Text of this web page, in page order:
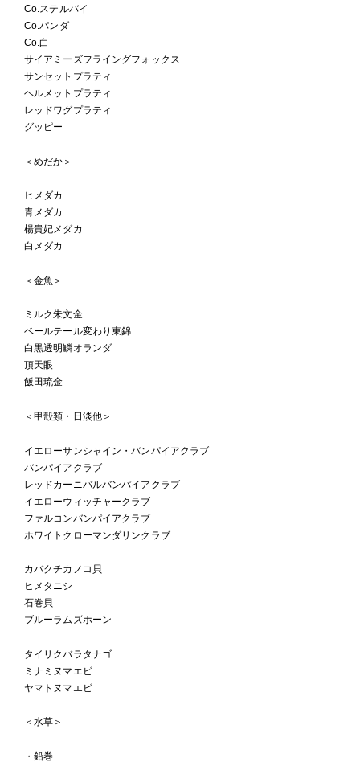
Co.ステルバイ
Co.パンダ
Co.白
サイアミーズフライングフォックス
サンセットプラティ
ヘルメットプラティ
レッドワグプラティ
グッピー
＜めだか＞
ヒメダカ
青メダカ
楊貴妃メダカ
白メダカ
＜金魚＞
ミルク朱文金
ベールテール変わり東錦
白黒透明鱗オランダ
頂天眼
飯田琉金
＜甲殻類・日淡他＞
イエローサンシャイン・バンパイアクラブ
バンパイアクラブ
レッドカーニバルバンパイアクラブ
イエローウィッチャークラブ
ファルコンバンパイアクラブ
ホワイトクローマンダリンクラブ
カバクチカノコ貝
ヒメタニシ
石巻貝
ブルーラムズホーン
タイリクバラタナゴ
ミナミヌマエビ
ヤマトヌマエビ
＜水草＞
・鉛巻